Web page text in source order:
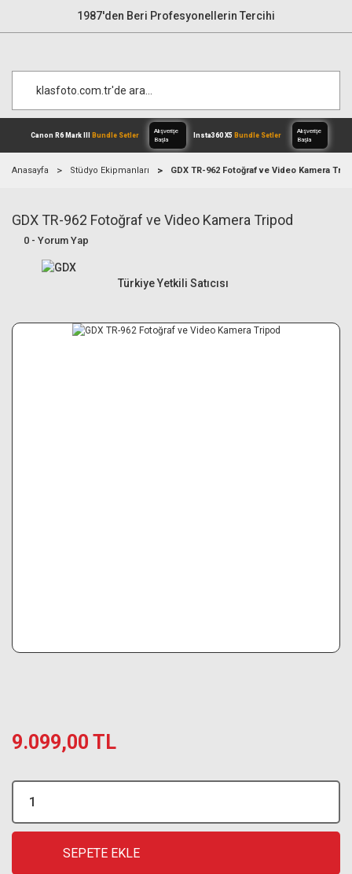
1987'den Beri Profesyonellerin Tercihi
Canon R6 Mark IIIBundle Setler
Alışverişe
Anasayfa Stüdyo Ekipmanları GDX TR-962 Fotoğraf ve Video Kamera
GDX TR-962 Fotoğraf ve Video Kamera Tripod
0 - Yorum Yap
Türkiye Yetkili Satıcısı
9.099,00 TL
SEPETE EKLE